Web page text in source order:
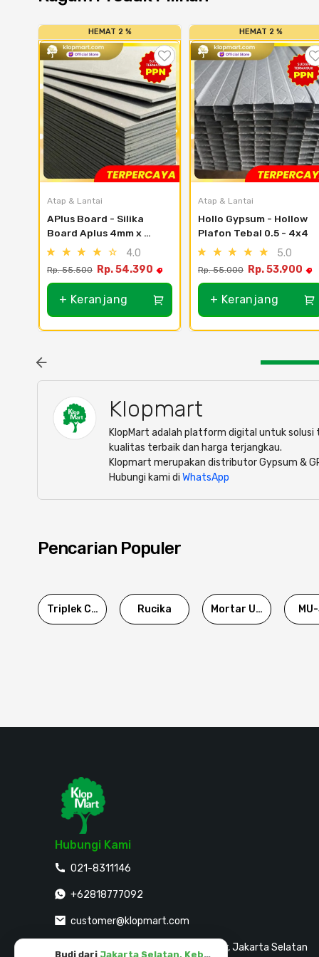
HEMAT 2 %
Atap & Lantai
APlus Board - Silika
Board Aplus 4mm x
1220 x 2440mm
4.0
Rp. 55.500 Rp. 54.390
+ Keranjang
HEMAT 2 %
Atap & Lantai
Hollo Gypsum - Hollow
Plafon Tebal 0.5 - 4x4
5.0
Rp. 55.000 Rp. 53.900
+ Keranjang
Klopmart
KlopMart adalah platform digital untuk
kualitas terbaik dan harga terjangkau.
Klopmart merupakan distributor Gypsum &
Hubungi kami di WhatsApp
Pencarian Populer
Triplek Cor Rucika Mortar Utama
Hubungi Kami
021-8311146
+62818777092
customer@klopmart.com
Jalan Sultan Agung No. 30, Guntur, Jakarta Selatan
Budi dari Jakarta Selatan, Kebayoran Baru